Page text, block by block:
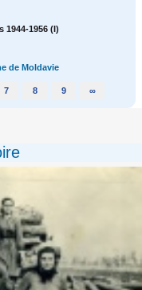
1944-1956 (I)
de Moldavie
7 8 9 ∞